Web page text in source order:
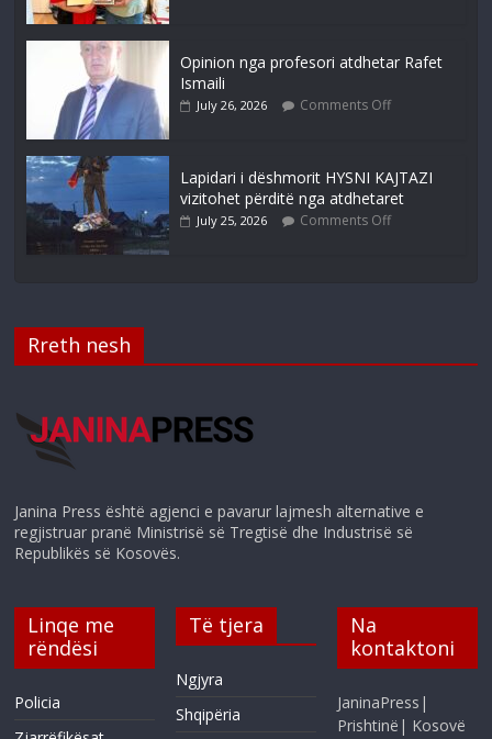
Opinion nga profesori atdhetar Rafet
Ismaili
July 26, 2026 Comments Off
Lapidari i dëshmorit HYSNI KAJTAZI
vizitohet përditë nga atdhetaret
July 25, 2026 Comments Off
Rreth nesh
Janina Press është agjenci e pavarur lajmesh alternative e
regjistruar pranë Ministrisë së Tregtisë dhe Industrisë së
Republikës së Kosovës.
Linqe me
rëndësi
Policia
Të tjera
Ngjyra
Shqipëria
Na
kontaktoni
JaninaPress|
Prishtinë| Kosovë